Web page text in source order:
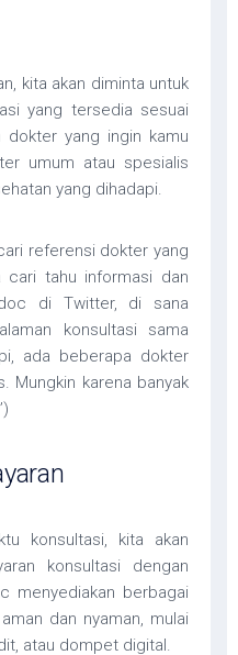
kita akan diminta untuk
yang tersedia sesuai
dokter yang ingin kamu
umum atau spesialis
yang dihadapi.
referensi dokter yang
cari tahu informasi dan
di Twitter, di sana
konsultasi sama
ada beberapa dokter
Mungkin karena banyak
konsultasi, kita akan
konsultasi dengan
menyediakan berbagai
dan nyaman, mulai
atau dompet digital.